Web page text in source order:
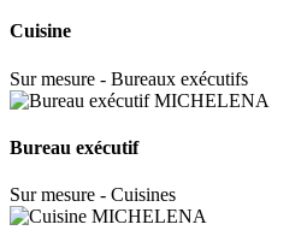
Cuisine
Sur mesure - Bureaux exécutifs
Bureau exécutif
Sur mesure - Cuisines